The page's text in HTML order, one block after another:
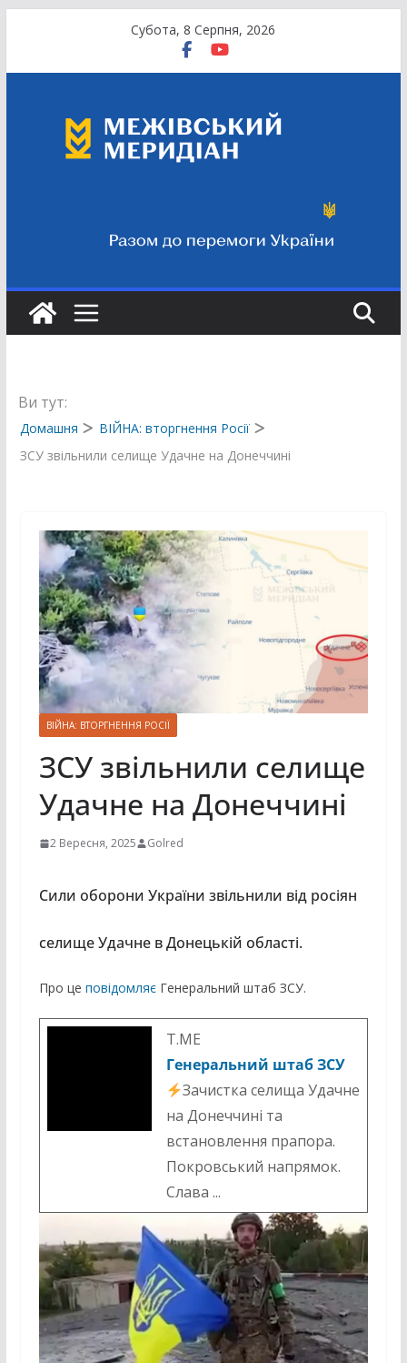
вмісту
Субота, 8 Серпня, 2026
Ви тут:
Домашня
ВІЙНА: вторгнення Росії
ЗСУ звільнили селище Удачне на Донеччині
ВІЙНА: ВТОРГНЕННЯ РОСІЇ
ЗСУ звільнили селище
Удачне на Донеччині
2 Вересня, 2025 Golred
Сили оборони України звільнили від росіян
селище Удачне в Донецькій області.
Про це повідомляєГенеральний штаб ЗСУ.
T.ME
Генеральний штаб ЗСУ
Зачистка селища Удачне
на Донеччині та
встановлення прапора.
Покровський напрямок.
Слава ...